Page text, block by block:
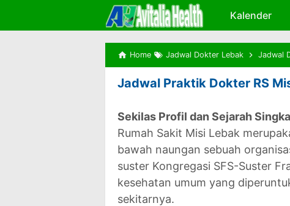
Kalender
Home Jadwal Dokter Lebak Jadwal
Jadwal Praktik Dokter RS
Sekilas Profil dan Sejarah
Rumah Sakit Misi Lebak
bawah naungan sebuah
suster Kongregasi SFS-Suster
kesehatan umum yang
sekitarnya.